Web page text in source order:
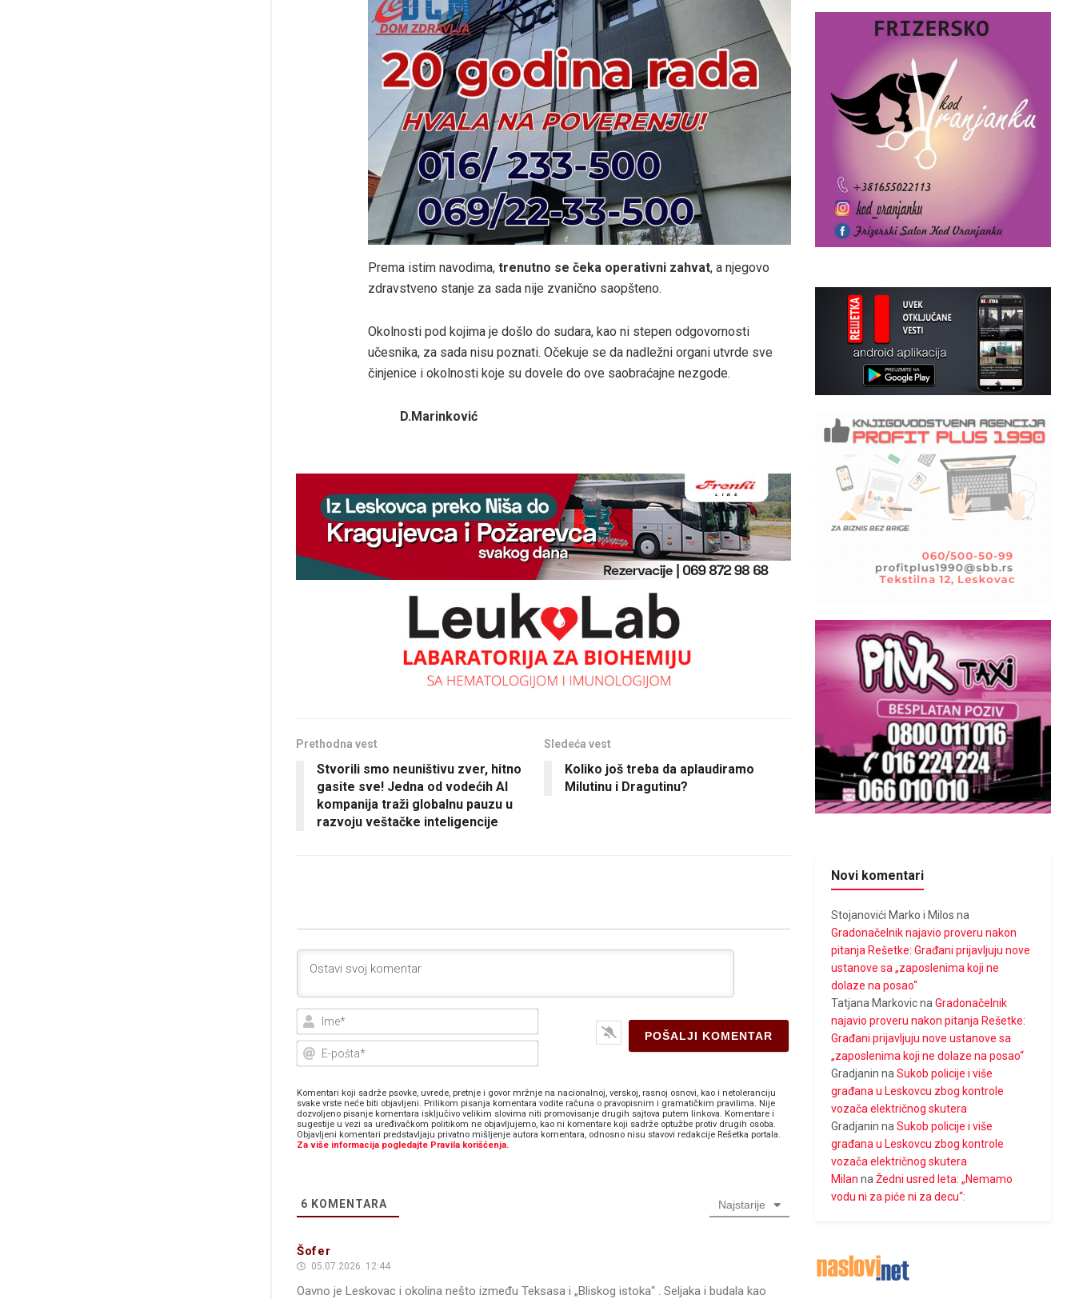
Prema istim navodima, trenutno se čeka operativni zahvat, a njegovo
zdravstveno stanje za sada nije zvanično saopšteno.
Okolnosti pod kojima je došlo do sudara, kao ni stepen odgovornosti
učesnika, za sada nisu poznati. Očekuje se da nadležni organi utvrde sve
činjenice i okolnosti koje su dovele do ove saobraćajne nezgode.
D.Marinković
Prethodna vest
Stvorili smo neuništivu zver, hitno
gasite sve! Jedna od vodećih AI
kompanija traži globalnu pauzu u
razvoju veštačke inteligencije
Sledeća vest
Koliko još treba da aplaudiramo
Milutinu i Dragutinu?
Ime*
E-
Komentari koji sadrže psovke, uvrede, pretnje i govor mržnje na nacionalnoj, verskoj, rasnoj osnovi, kao i netoleranciju
svake vrste neće biti objavljeni. Prilikom pisanja komentara vodite računa o pravopisnim i gramatičkim pravilima. Nije
dozvoljeno pisanje komentara isključivo velikim slovima niti promovisanje drugih sajtova putem linkova. Komentare i
sugestije u vezi sa uređivačkom politikom ne objavljujemo, kao ni komentare koji sadrže optužbe protiv drugih osoba.
Objavljeni komentari predstavljaju privatno mišljenje autora komentara, odnosno nisu stavovi redakcije Rešetka portala.
Za više informacija pogledajte Pravila korišćenja.
6 KOMENTARA Najstarije
Šofer
05.07.2026. 12:44
Oavno je Leskovac i okolina nešto između Teksasa i „Bliskog istoka“ . Seljaka i budala kao
Novi komentari
Stojanovići Marko i Milos na
Gradonačelnik najavio proveru nakon
pitanja Rešetke: Građani prijavljuju nove
ustanove sa „zaposlenima koji ne
dolaze na posao“
Tatjana MarkovicnaGradonačelnik
najavio proveru nakon pitanja Rešetke:
Građani prijavljuju nove ustanove sa
„zaposlenima koji ne dolaze na posao“
Gradjanin naSukob policije i više
građana u Leskovcu zbog kontrole
vozača električnog skutera
Gradjanin naSukob policije i više
građana u Leskovcu zbog kontrole
vozača električnog skutera
Milan naŽedni usred leta: „Nemamo
vodu ni za piće ni za decu“: